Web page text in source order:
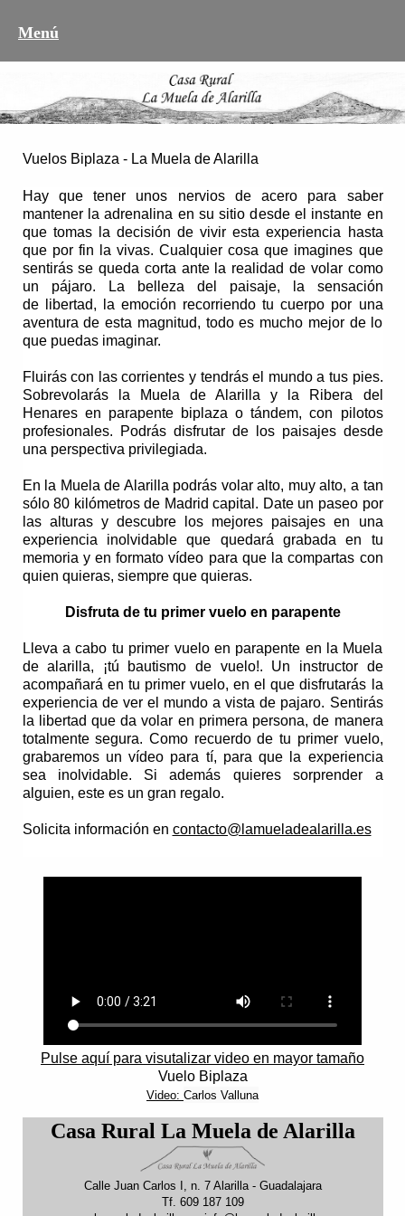
Menú
Vuelos Biplaza - La Muela de Alarilla
Hay que tener unos nervios de acero para saber
mantener la adrenalina en su sitio desde el instante en
que tomas la decisión de vivir esta experiencia hasta
que por fin la vivas. Cualquier cosa que imagines que
sentirás se queda corta ante la realidad de volar como
un pájaro. La belleza del paisaje, la sensación
de
libertad, la emoción recorriendo tu cuerpo por una
aventura de esta magnitud, todo es mucho mejor de lo
que puedas imaginar.
Fluirás con las corrientes y tendrás el mundo a tus pies.
Sobrevolarás la
Muela de Alarilla y la Ribera del
Henaresen parapente biplaza otándem, con pilotos
profesionales. Podrás disfrutar de los paisajes desde
una perspectiva privilegiada.
En la Muela de Alarilla podrás volaralto, muy alto, a tan
sólo 80 kilómetros de Madrid capital. Date un paseo por
las alturasy descubre los mejores paisajes en una
experiencia inolvidable que quedará grabada en tu
memoria y en formatovídeo para que la compartas con
quien quieras, siempre que quieras.
Disfruta de tu primer vuelo en parapente
Lleva a cabo tu primer vuelo en parapente en la Muela
de alarilla, ¡tú bautismo de vuelo!. Un instructor de
acompañará en tu primer vuelo, en el que disfrutarás la
experiencia de ver el mundo a vista de pajaro. Sentirás
la libertad que da volar en primera persona, de manera
totalmente segura. Como recuerdo de tu primer vuelo,
grabaremos un vídeo para tí, para que la experiencia
sea inolvidable. Si además quieres sorprender a
alguien, este es un gran regalo.
Solicita información en contacto@lamueladealarilla.es
Pulse aquí para visutalizar video en mayor tamaño
Vuelo Biplaza
Video: Carlos Valluna
Casa Rural La Muela de Alarilla
Calle Juan Carlos I, n. 7 Alarilla - Guadalajara
Tf. 609 187 109